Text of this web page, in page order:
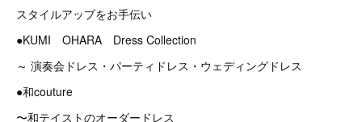
スタイルアップをお手伝い
●KUMI OHARA Dress Collection
～ 演奏会ドレス・パーティドレス・ウェディングドレス
●和couture
〜和テイストのオーダードレス